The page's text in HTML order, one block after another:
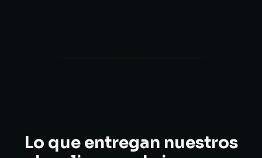
Lo que entregan nuestros